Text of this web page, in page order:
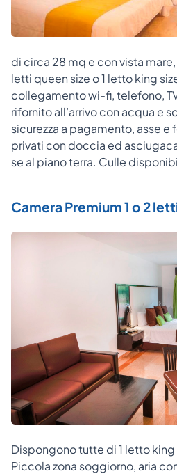
di circa 28 mq e con vista
letti queen size o 1 letto king
collegamento wi-fi, telefono,
rifornito all’arrivo con acqua e
sicurezza a pagamento, asse e
privati con doccia ed
se al piano terra. Culle
Camera Premium 1 o 2
Dispongono tutte di 1 letto king
Piccola zona soggiorno, aria